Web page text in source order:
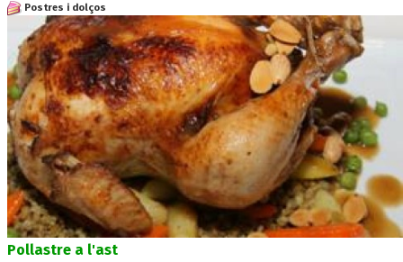
Postres i dolços
Pollastre a l'ast